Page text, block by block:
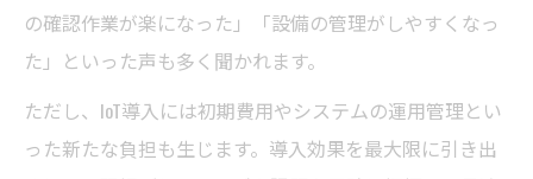
の確認作業が楽になった」「設備の管理がしやすくなっ
た」といった声も多く聞かれます。
ただし、IoT導入には初期費用やシステムの運用管理とい
った新たな負担も生じます。導入効果を最大限に引き出